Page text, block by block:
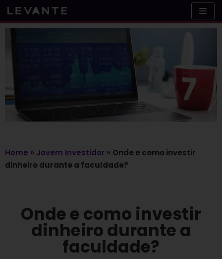
Skip
to
Home » Jovem Investidor » Onde e como investir
dinheiro durante a faculdade?
Onde e como investir
dinheiro durante a
faculdade?